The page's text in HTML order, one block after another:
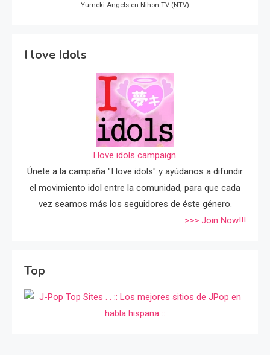
Yumeki Angels en Nihon TV (NTV)
I love Idols
I love idols campaign.
Únete a la campaña "I love idols" y ayúdanos a difundir
el movimiento idol entre la comunidad, para que cada
vez seamos más los seguidores de éste género.
>>> Join Now!!!
Top